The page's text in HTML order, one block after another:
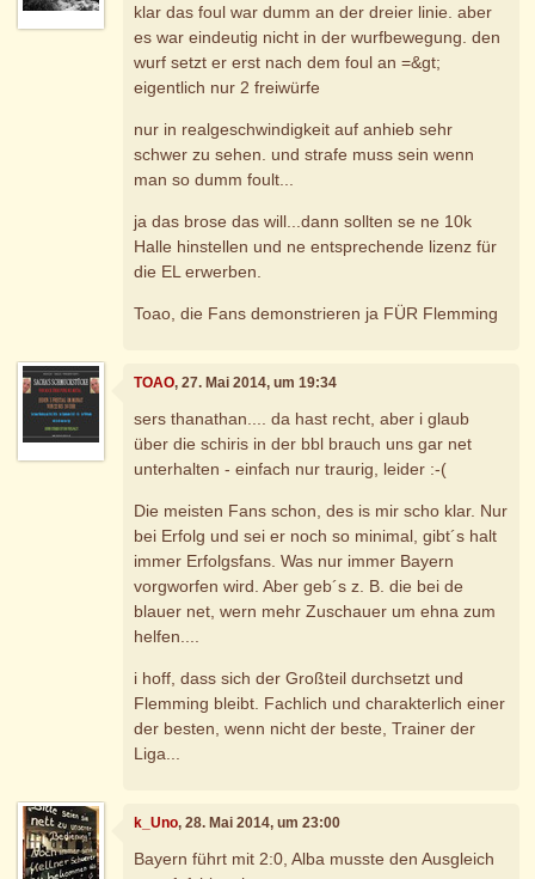
klar das foul war dumm an der dreier linie. aber
es war eindeutig nicht in der wurfbewegung. den
wurf setzt er erst nach dem foul an =&gt;
eigentlich nur 2 freiwürfe
nur in realgeschwindigkeit auf anhieb sehr
schwer zu sehen. und strafe muss sein wenn
man so dumm foult...
ja das brose das will...dann sollten se ne 10k
Halle hinstellen und ne entsprechende lizenz für
die EL erwerben.
Toao, die Fans demonstrieren ja FÜR Flemming
TOAO, 27. Mai 2014, um 19:34
sers thanathan.... da hast recht, aber i glaub
über die schiris in der bbl brauch uns gar net
unterhalten - einfach nur traurig, leider :-(
Die meisten Fans schon, des is mir scho klar. Nur
bei Erfolg und sei er noch so minimal, gibt´s halt
immer Erfolgsfans. Was nur immer Bayern
vorgworfen wird. Aber geb´s z. B. die bei de
blauer net, wern mehr Zuschauer um ehna zum
helfen....
i hoff, dass sich der Großteil durchsetzt und
Flemming bleibt. Fachlich und charakterlich einer
der besten, wenn nicht der beste, Trainer der
Liga...
k_Uno, 28. Mai 2014, um 23:00
Bayern führt mit 2:0, Alba musste den Ausgleich